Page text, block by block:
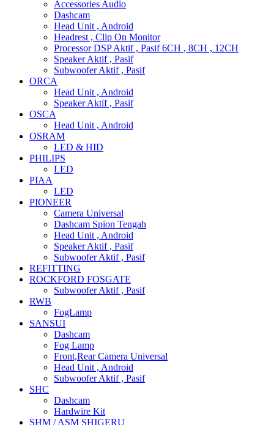
Accessories Audio
Dashcam
Head Unit , Android
Headrest , Clip On Monitor
Processor DSP Aktif , Pasif 6CH , 8CH , 12CH
Speaker Aktif , Pasif
Subwoofer Aktif , Pasif
ORCA
Head Unit , Android
Speaker Aktif , Pasif
OSCA
Head Unit , Android
OSRAM
LED & HID
PHILIPS
LED
PIAA
LED
PIONEER
Camera Universal
Dashcam Spion Tengah
Head Unit , Android
Speaker Aktif , Pasif
Subwoofer Aktif , Pasif
REFITTING
ROCKFORD FOSGATE
Subwoofer Aktif , Pasif
RWB
FogLamp
SANSUI
Dashcam
Fog Lamp
Front,Rear Camera Universal
Head Unit , Android
Subwoofer Aktif , Pasif
SHC
Dashcam
Hardwire Kit
SHM / ASM SHIGERU